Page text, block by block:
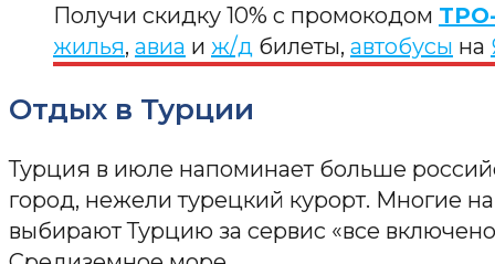
Получи скидку 10% с промокодом
жилья, авиа и ж/д билеты, автобусы на
Отдых в Турции
Турция в июле напоминает больше
город, нежели турецкий курорт. Многие
выбирают Турцию за сервис «все